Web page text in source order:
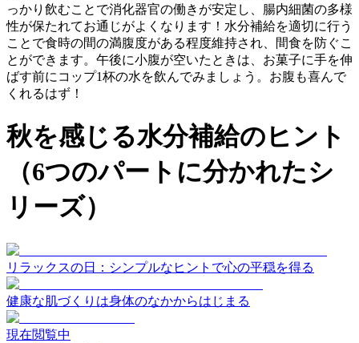
っかり飲むことで消化器官の働きが安定し、腸内細菌の多様
性が保たれてお通じがよくなります！水分補給を適切に行う
ことで食時の間の満腹度がある程度維持され、間食を防ぐこ
とができます。午後に小腹が空いたときは、お菓子に手を伸
ばす前にコップ1杯の水を飲んでみましょう。お腹も喜んで
くれるはず！
秋を感じる水分補給のヒント
（6つのパートに分かれたシ
リーズ）
リラックスの日：シンプルなヒントで心の平穏を得る
健康な肌づくりは身体のなかからはじまる
現在閲覧中